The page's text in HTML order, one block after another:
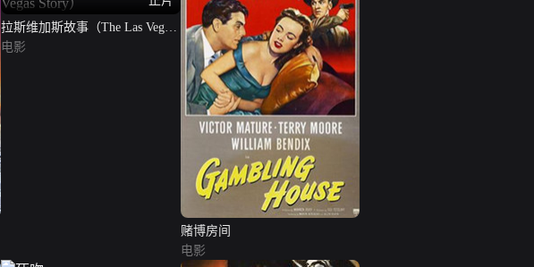
拉斯维加斯故事（The Las Vegas
Story）
电影
赌博房间
电影